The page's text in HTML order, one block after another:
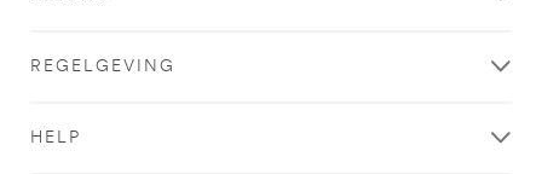
REGELGEVING
HELP